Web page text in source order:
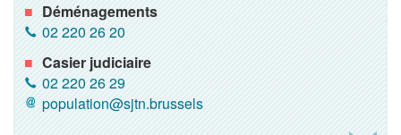
Déménagements
02 220 26 20
Casier judiciaire
02 220 26 29
population@sjtn.brussels